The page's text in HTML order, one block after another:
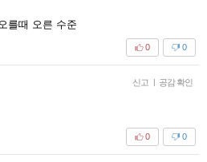
를때 오른 수준
0
0
신고 | 공감 확인
0
0